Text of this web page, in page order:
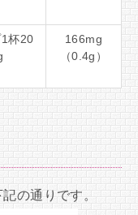
杯20
166mg
（0.4g）
の通りです。